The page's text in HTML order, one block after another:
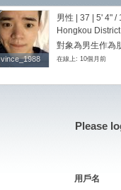
vince_1988
vince_1988
男性 | 37 | 5' 4" /
Hongkou
對象為男生作為
在線上: 10個月前
Please
用戶名